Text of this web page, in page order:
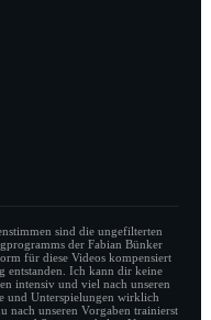
sind die ungefilterten
der Fabian Bünker
für diese Videos kompensiert
entstanden. Ich kann dir keine
intensiv und viel nach unseren
und Unterspielungen wirklich
nach unseren Vorgaben trainierst